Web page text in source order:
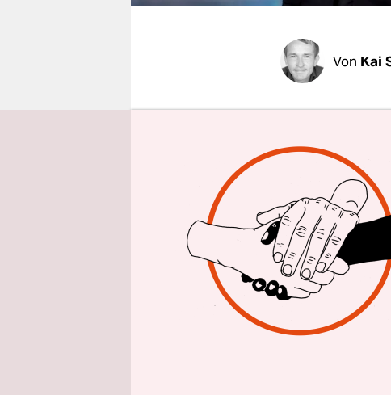
genossenschaft
Von Kai
Volkswagen
Diess solle
meldeten am
soll die
der
der Schritt
auch um den